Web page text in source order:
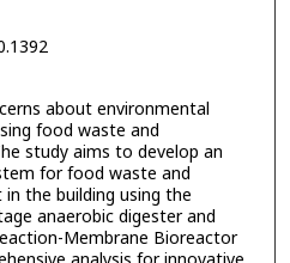
about environmental
food waste and
study aims to develop an
for food waste and
the building using the
anaerobic digester and
Membrane Bioreactor